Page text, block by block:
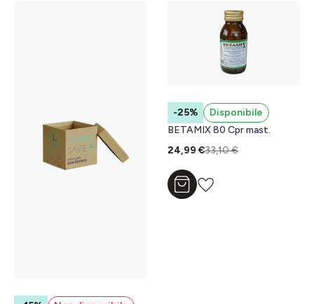
-25%
Disponibile
BETAMIX 80 Cpr mast.
24,99 €33,10 €
Aggiungi al carrello